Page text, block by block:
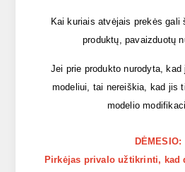
Kai kuriais atvėjais prekės
produktų, pavaizduotų
Jei prie produkto nurodyta,
modeliui, tai nereiškia, kad jis
modelio
DĖMESIO:
Pirkėjas privalo užtikrinti, kad